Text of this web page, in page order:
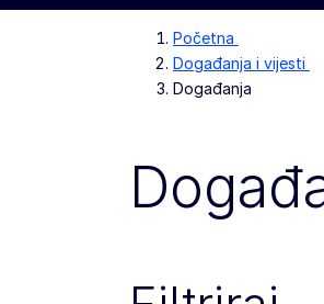
Početna
Događanja i vijesti
Događanja